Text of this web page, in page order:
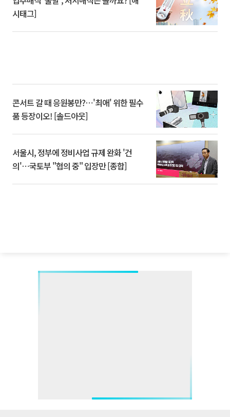
시태그]
콘서트 갈 때 응원봉만?⋯'최애' 위한 필수
품 등장이오! [솔드아웃]
서울시, 정부에 정비사업 규제 완화 '건
의'⋯국토부 "협의 중" 입장만 [종합]